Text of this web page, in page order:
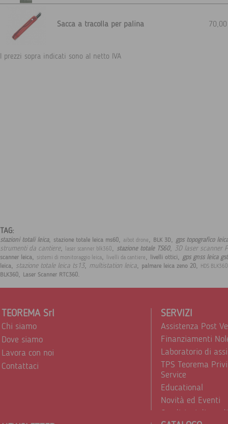
Sacca a tracolla per palina
I prezzi sopra indicati sono al netto IVA
TAG:
stazioni totali leica, stazione totale leica ms60, aibot drone, BLK 3D, gps topografico
strumenti da cantiere, laser scanner blk360, stazione totale TS60, 3D laser scanner
scanner leica, sistemi di monitoraggio leica, livelli da cantiere, livelli ottici, gps gnss leica
leica, stazione totale leica ts13, multistation leica, palmare leica zeno 20, HDS BLK360
BLK360, Laser Scanner RTC360.
TEOREMA Srl
Chi siamo
Dove siamo
Lavora con noi
Contattaci
SERVIZI
Assistenza Post
Finanziamenti
Laboratorio di
TPS Teorema
Service
Educational
Novità ed Eventi
Condizioni di